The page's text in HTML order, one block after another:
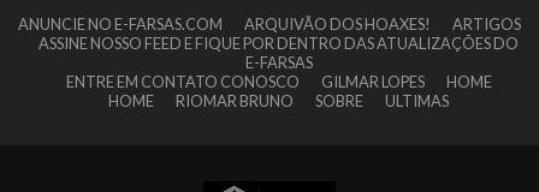
ANUNCIE NO E-FARSAS.COM ARQUIVÃO DOS HOAXES!
ARTIGOS
ASSINE NOSSO FEED E FIQUE POR DENTRO DAS ATUALIZAÇÕES DO
E-FARSAS
ENTRE EM CONTATO CONOSCO
GILMAR LOPES
HOME
HOME
RIOMAR BRUNO SOBRE ULTIMAS